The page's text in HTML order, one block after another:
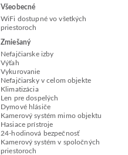
Všeobecné
WiFi dostupné vo všetkých
priestoroch
Zmiešaný
Nefajčiarske izby
Výťah
Vykurovanie
Nefajčiarsky v celom objekte
Klimatizácia
Len pre dospelých
Dymové hlásiče
Kamerový systém mimo objektu
Hasiace prístroje
24-hodinová bezpečnosť
Kamerový systém v spoločných
priestoroch